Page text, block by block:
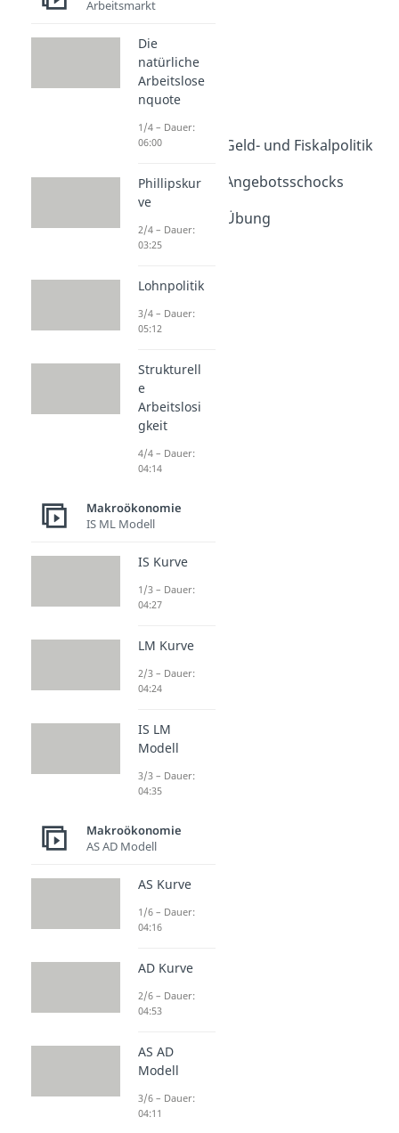
AS Kurve
Dauer: 04:16
AD Kurve
AS AD Modell
Dauer: 04:11
AS AD Modell - Geld- und Fiskalpolitik
AS AD Modell - Angebotsschocks
Dauer: 04:41
AS AD Modell - Übung
Dauer: 05:18
Arbeitsmarkt
Die
natürliche
Arbeitslose
nquote
1/4 – Dauer:
06:00
Phillipskur
ve
2/4 – Dauer:
03:25
Lohnpolitik
3/4 – Dauer:
05:12
Strukturell
e
Arbeitslosi
gkeit
4/4 – Dauer:
04:14
Makroökonomie
IS ML Modell
IS Kurve
1/3 – Dauer:
04:27
LM Kurve
2/3 – Dauer:
04:24
IS LM
Modell
3/3 – Dauer:
04:35
Makroökonomie
AS AD Modell
AS Kurve
1/6 – Dauer:
04:16
AD Kurve
2/6 – Dauer:
04:53
AS AD
Modell
3/6 – Dauer:
04:11